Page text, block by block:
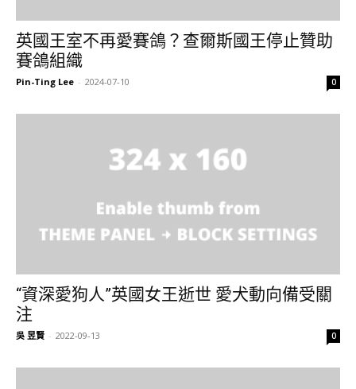
英國王室不再愛賽鴿？查爾斯國王停止贊助
賽鴿組織
Pin-Ting Lee - 2024-07-10 0
“資深愛狗人”英國女王逝世 愛犬動向備受關
注
吳 昱賢 - 2022-09-13 0